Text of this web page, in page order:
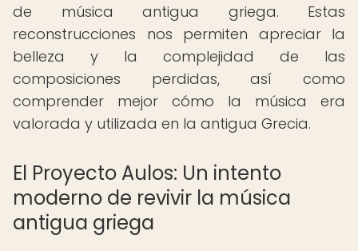
de música antigua griega. Estas
reconstrucciones nos permiten apreciar la
belleza y la complejidad de las
composiciones perdidas, así como
comprender mejor cómo la música era
valorada y utilizada en la antigua Grecia.
El Proyecto Aulos: Un intento
moderno de revivir la música
antigua griega